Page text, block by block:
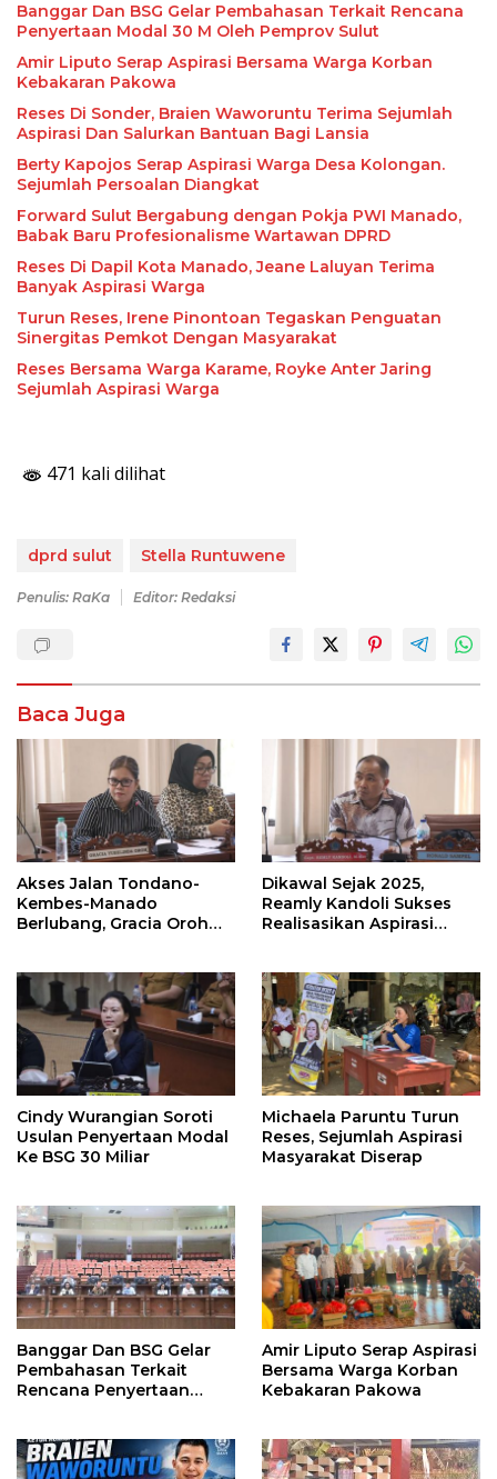
Banggar Dan BSG Gelar Pembahasan Terkait Rencana
Penyertaan Modal 30 M Oleh Pemprov Sulut
Amir Liputo Serap Aspirasi Bersama Warga Korban
Kebakaran Pakowa
Reses Di Sonder, Braien Waworuntu Terima Sejumlah
Aspirasi Dan Salurkan Bantuan Bagi Lansia
Berty Kapojos Serap Aspirasi Warga Desa Kolongan.
Sejumlah Persoalan Diangkat
Forward Sulut Bergabung dengan Pokja PWI Manado,
Babak Baru Profesionalisme Wartawan DPRD
Reses Di Dapil Kota Manado, Jeane Laluyan Terima
Banyak Aspirasi Warga
Turun Reses, Irene Pinontoan Tegaskan Penguatan
Sinergitas Pemkot Dengan Masyarakat
Reses Bersama Warga Karame, Royke Anter Jaring
Sejumlah Aspirasi Warga
471 kali dilihat
dprd sulut Stella Runtuwene
Penulis: RaKa Editor: Redaksi
Baca Juga
Akses Jalan Tondano-
Kembes-Manado
Berlubang, Gracia Oroh
Dikawal Sejak 2025,
Reamly Kandoli Sukses
Realisasikan Aspirasi
Tahun Depan
Cindy Wurangian Soroti
Usulan Penyertaan Modal
Ke BSG 30 Miliar
Michaela Paruntu Turun
Reses, Sejumlah Aspirasi
Masyarakat Diserap
Banggar Dan BSG Gelar
Pembahasan Terkait
Rencana Penyertaan
Amir Liputo Serap Aspirasi
Bersama Warga Korban
Kebakaran Pakowa